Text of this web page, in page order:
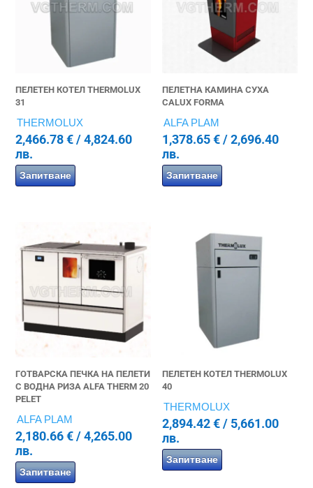
ПЕЛЕТЕН КОТЕЛ THERMOLUX
31
THERMOLUX
2,466.78€ / 4,824.60
лв.
Запитване
ПЕЛЕТНА КАМИНА СУХА
CALUX FORMA
ALFA PLAM
1,378.65€/ 2,696.40
лв.
Запитване
ГОТВАРСКА ПЕЧКА НА ПЕЛЕТИ
С ВОДНА РИЗА ALFA THERM 20
PELET
ALFA PLAM
2,180.66€ / 4,265.00
лв.
Запитване
ПЕЛЕТЕН КОТЕЛ THERMOLUX
40
THERMOLUX
2,894.42€/ 5,661.00
лв.
Запитване